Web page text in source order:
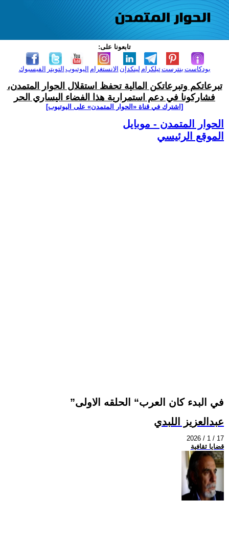
تابعونا على:
الفيسبوك التويتر اليوتيوب الانستغرام لينكدإن تيلكرامبنترست بودكاست
تبرعاتكم وتبرعاتكن المالية تحفظ استقلال الحوار المتمدن،
فشاركونا في دعم استمرارية هذا الفضاء اليساري الحر
[اشترك في قناة ‫«الحوار المتمدن» على اليوتيوب]
الحوار المتمدن - موبايل
الموقع الرئيسي
”في البدء كان العرب“ الحلقه الاولى
عبدالعزيز اللبدي
2026 / 1 / 17
قضايا ثقافية